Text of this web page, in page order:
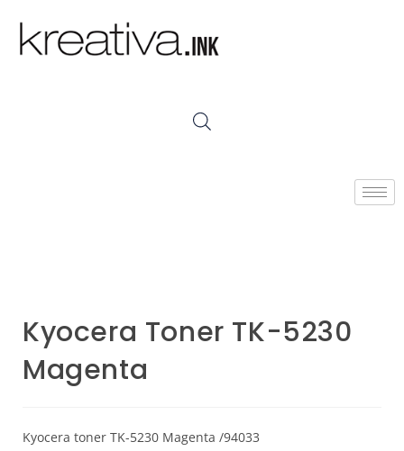
Kyocera Toner TK-5230
Magenta
Kyocera toner TK-5230 Magenta /94033